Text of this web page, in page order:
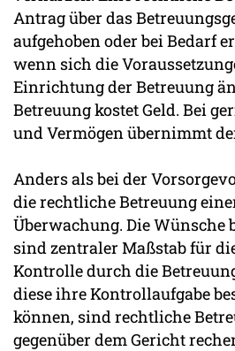
Antrag über das
aufgehoben oder bei Bedarf
wenn sich die
Einrichtung der Betreuung
Betreuung kostet Geld. Bei
und Vermögen übernimmt
Anders als bei der
die rechtliche Betreuung
Überwachung. Die Wünsche
sind zentraler Maßstab für
Kontrolle durch die
diese ihre Kontrollaufgabe
können, sind rechtliche
gegenüber dem Gericht